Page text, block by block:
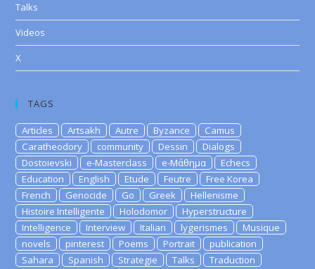
Talks
Videos
X
TAGS
Articles Artsakh Autre Byzance
Camus
Caratheodory
community Dessin
Dialogs
Dostoievski
e-Masterclass e-Μάθημα
Echecs
Education
English Etude Feutre
Free Korea
French
Genocide Go Greek
Hellenisme
Histoire Intelligente
Holodomor
Hyperstructure
Intelligence
Interview Italian lygerismes
Musique
novels
pinterest Poems Portrait
publication
Sahara
Spanish Strategie Talks
Traduction